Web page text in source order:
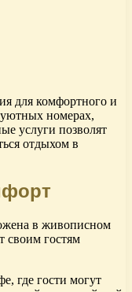
для комфортного и
номерах,
услуги позволят
отдыхом в
в живописном
своим гостям
где гости могут